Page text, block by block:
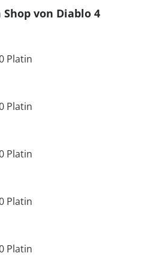
von Diablo 4
Platin
Platin
Platin
Platin
Platin